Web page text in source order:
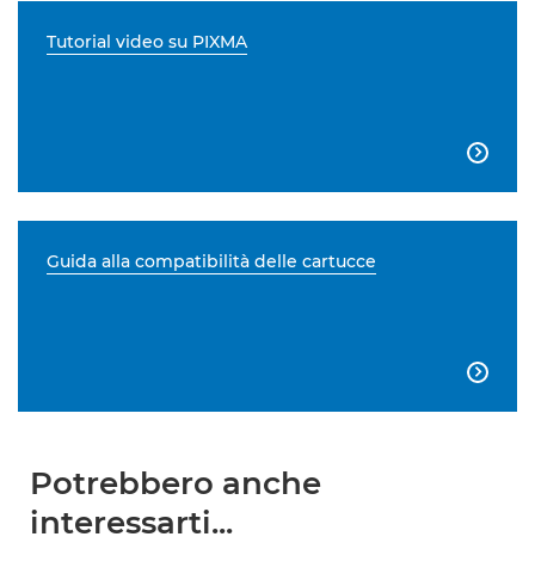
Tutorial video su PIXMA

Guida alla compatibilità delle cartucce

Potrebbero anche
interessarti...